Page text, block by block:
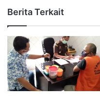
Berita Terkait